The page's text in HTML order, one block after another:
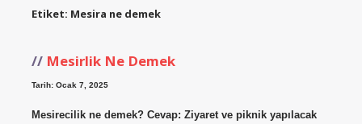
Etiket: Mesira ne demek
Mesirlik Ne Demek
Tarih: Ocak 7, 2025
Mesirecilik ne demek? Cevap: Ziyaret ve piknik yapılacak